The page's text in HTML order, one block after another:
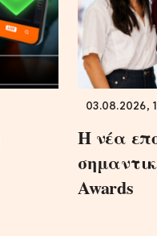
03.08.2026,
Η νέα
Awards